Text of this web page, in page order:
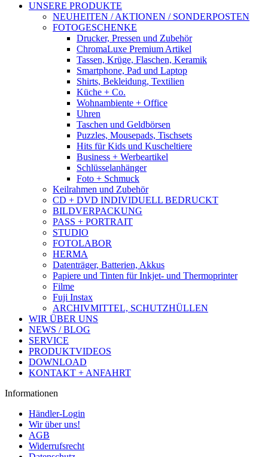
UNSERE PRODUKTE
NEUHEITEN / AKTIONEN / SONDERPOSTEN
FOTOGESCHENKE
Drucker, Pressen und Zubehör
ChromaLuxe Premium Artikel
Tassen, Krüge, Flaschen, Keramik
Smartphone, Pad und Laptop
Shirts, Bekleidung, Textilien
Küche + Co.
Wohnambiente + Office
Uhren
Taschen und Geldbörsen
Puzzles, Mousepads, Tischsets
Hits für Kids und Kuscheltiere
Business + Werbeartikel
Schlüsselanhänger
Foto + Schmuck
Keilrahmen und Zubehör
CD + DVD INDIVIDUELL BEDRUCKT
BILDVERPACKUNG
PASS + PORTRAIT
STUDIO
FOTOLABOR
HERMA
Datenträger, Batterien, Akkus
Papiere und Tinten für Inkjet- und Thermoprinter
Filme
Fuji Instax
ARCHIVMITTEL, SCHUTZHÜLLEN
WIR ÜBER UNS
NEWS / BLOG
SERVICE
PRODUKTVIDEOS
DOWNLOAD
KONTAKT + ANFAHRT
Informationen
Händler-Login
Wir über uns!
AGB
Widerrufsrecht